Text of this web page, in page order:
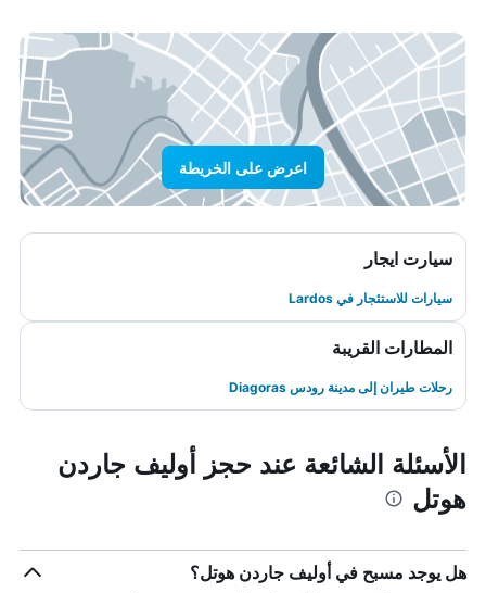
اعرض على الخريطة
سيارت ايجار
سيارات للاستئجار في Lardos
المطارات القريبة
رحلات طيران إلى مدينة رودس Diagoras
الأسئلة الشائعة عند حجز أوليف جاردن
هوتل
هل يوجد مسبح في أوليف جاردن هوتل؟